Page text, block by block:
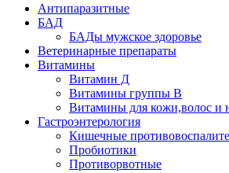
Антипаразитные
БАД
БАДы мужское здоровье
Ветеринарные препараты
Витамины
Витамин Д
Витамины группы В
Витамины для кожи,волос и
Гастроэнтерология
Кишечные
Пробиотики
Противорвотные